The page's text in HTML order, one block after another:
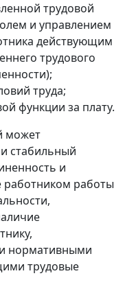
трудовой
и управлением
действующим
трудового
труда;
функции за плату.
может
стабильный
и
работником работы
нормативными
трудовые